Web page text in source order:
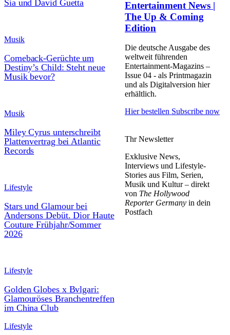
Sia und David Guetta
Musik
Comeback-Gerüchte um
Destiny’s Child: Steht neue
Musik bevor?
Musik
Miley Cyrus unterschreibt
Plattenvertrag bei Atlantic
Records
Lifestyle
Stars und Glamour bei
Andersons Debüt. Dior Haute
Couture Frühjahr/Sommer
2026
Lifestyle
Golden Globes x Bvlgari:
Glamouröses Branchentreffen
im China Club
Lifestyle
Entertainment News |
The Up & Coming
Edition
Die deutsche Ausgabe des
weltweit führenden
Entertainment-Magazins –
Issue 04 - als Printmagazin
und als Digitalversion hier
erhältlich.
Hier bestellen Subscribe now
Thr Newsletter
Exklusive News,
Interviews und Lifestyle-
Stories aus Film, Serien,
Musik und Kultur – direkt
von The Hollywood
Reporter Germany in dein
Postfach